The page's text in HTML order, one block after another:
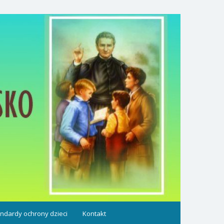
ochrony dzieci Kontakt